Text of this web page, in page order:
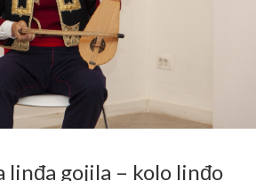
linđa gojila – kolo linđo